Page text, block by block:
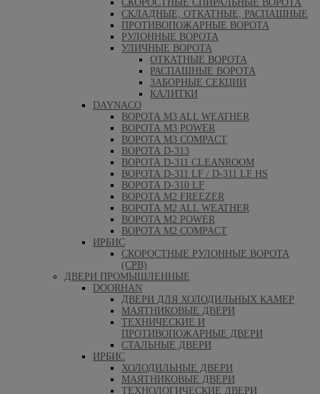
СКОРОСТНЫЕ СПИРАЛЬНЫЕ ВОРОТА
СКЛАДНЫЕ, ОТКАТНЫЕ, РАСПАШНЫЕ
ПРОТИВОПОЖАРНЫЕ ВОРОТА
РУЛОННЫЕ ВОРОТА
УЛИЧНЫЕ ВОРОТА
ОТКАТНЫЕ ВОРОТА
РАСПАШНЫЕ ВОРОТА
ЗАБОРНЫЕ СЕКЦИИ
КАЛИТКИ
DAYNACO
ВОРОТА M3 ALL WEATHER
ВОРОТА M3 POWER
ВОРОТА M3 COMPACT
ВОРОТА D-313
ВОРОТА D-311 CLEANROOM
ВОРОТА D-311 LF / D-311 LF HS
ВОРОТА D-310 LF
ВОРОТА M2 FREEZER
ВОРОТА M2 ALL WEATHER
ВОРОТА M2 POWER
ВОРОТА M2 COMPACT
ИРБИС
СКОРОСТНЫЕ РУЛОННЫЕ ВОРОТА
(СРВ)
ДВЕРИ ПРОМЫШЛЕННЫЕ
DOORHAN
ДВЕРИ ДЛЯ ХОЛОДИЛЬНЫХ КАМЕР
МАЯТНИКОВЫЕ ДВЕРИ
ТЕХНИЧЕСКИЕ И
ПРОТИВОПОЖАРНЫЕ ДВЕРИ
СТАЛЬНЫЕ ДВЕРИ
ИРБИС
ХОЛОДИЛЬНЫЕ ДВЕРИ
МАЯТНИКОВЫЕ ДВЕРИ
ТЕХНОЛОГИЧЕСКИЕ ДВЕРИ